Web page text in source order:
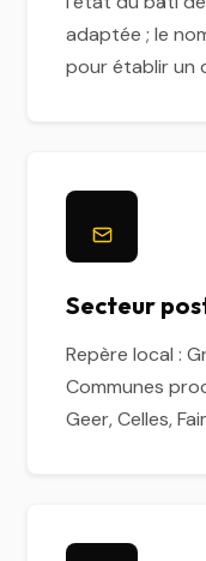
adaptée ; le
pour établir un
Secteur
Repère local :
Communes
Geer, Celles,